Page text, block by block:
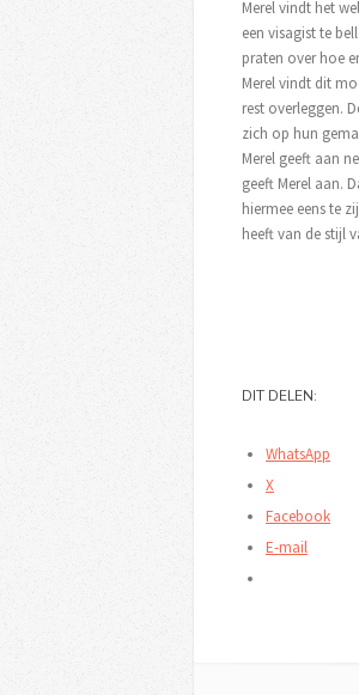
Merel vindt het
een visagist te
praten over hoe
Merel vindt dit
rest overleggen.
zich op hun
Merel geeft aan
geeft Merel aan.
hiermee eens te
heeft van de stijl
DIT DELEN:
WhatsApp
X
Facebook
E-mail